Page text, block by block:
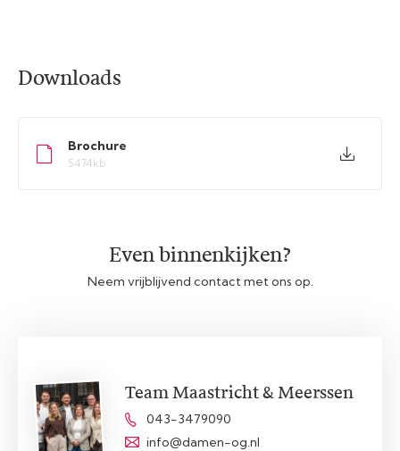
Downloads
Brochure
5474kb
Even binnenkijken?
Neem vrijblijvend contact met ons op.
Team Maastricht & Meerssen
043-3479090
info@damen-og.nl